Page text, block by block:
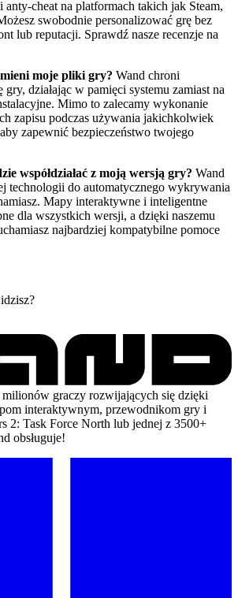
anty-cheat na platformach takich jak Steam,
swobodnie personalizować grę bez
lub reputacji. Sprawdź nasze recenzje na
moje pliki gry? Wand chroni
działając w pamięci systemu zamiast na
Mimo to zalecamy wykonanie
zapisu podczas używania jakichkolwiek
zapewnić bezpieczeństwo twojego
współdziałać z moją wersją gry? Wand
technologii do automatycznego wykrywania
Mapy interaktywne i inteligentne
dla wszystkich wersji, a dzięki naszemu
najbardziej kompatybilne pomoce
milionów graczy rozwijających się dzięki
interaktywnym, przewodnikom gry i
2: Task Force North lub jednej z 3500+
obsługuje!